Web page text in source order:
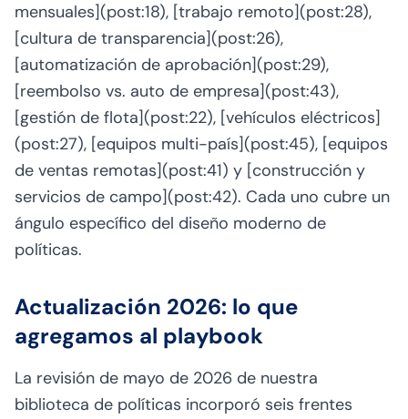
mensuales](post:18), [trabajo remoto](post:28),
[cultura de transparencia](post:26),
[automatización de aprobación](post:29),
[reembolso vs. auto de empresa](post:43),
[gestión de flota](post:22), [vehículos eléctricos]
(post:27), [equipos multi-país](post:45), [equipos
de ventas remotas](post:41) y [construcción y
servicios de campo](post:42). Cada uno cubre un
ángulo específico del diseño moderno de
políticas.
Actualización 2026: lo que
agregamos al playbook
La revisión de mayo de 2026 de nuestra
biblioteca de políticas incorporó seis frentes